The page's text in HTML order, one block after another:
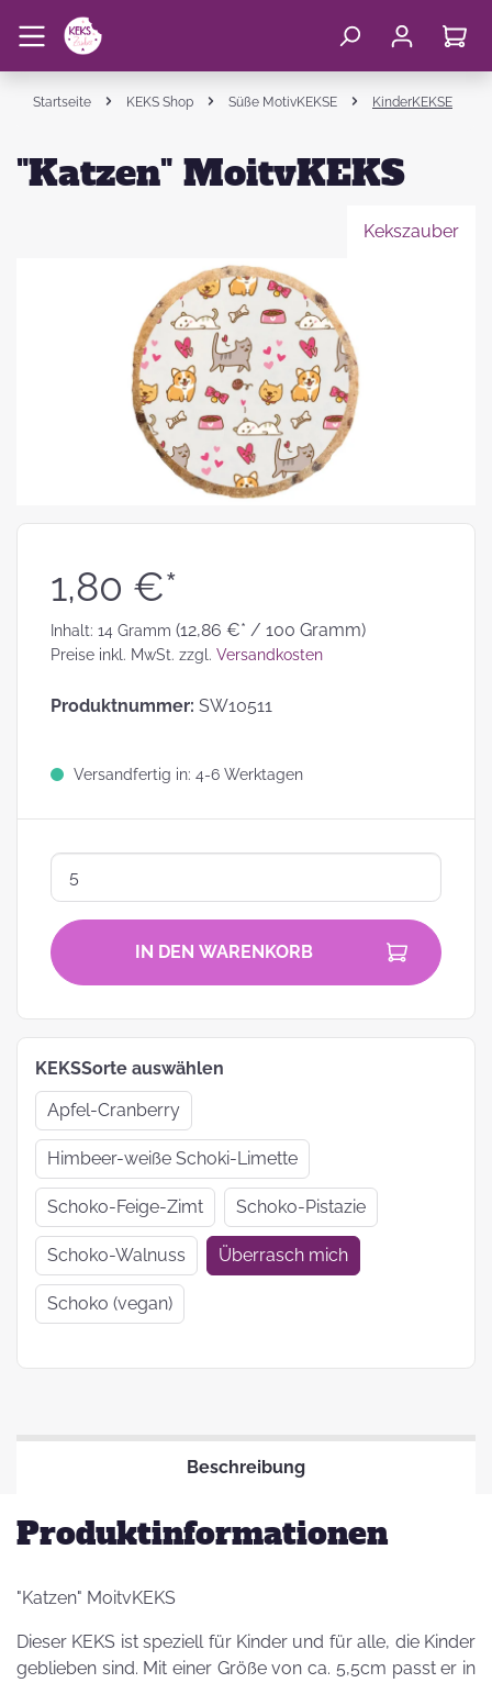
Startseite KEKS Shop Süße MotivKEKSE KinderKEKSE
"Katzen" MoitvKEKS
Kekszauber
1,80 €*
Inhalt: 14 Gramm (12,86 €* / 100 Gramm)
Preise inkl. MwSt. zzgl. Versandkosten
Produktnummer: SW10511
Versandfertig in: 4-6 Werktagen
IN DEN WARENKORB
KEKSSorte auswählen
Apfel-Cranberry
Himbeer-weiße Schoki-Limette
Schoko-Feige-Zimt Schoko-Pistazie
Schoko-Walnuss Überrasch mich
Schoko (vegan)
Beschreibung
Produktinformationen
"Katzen" MoitvKEKS
Dieser KEKS ist speziell für Kinder und für alle, die Kinder
geblieben sind. Mit einer Größe von ca. 5,5cm passt er in